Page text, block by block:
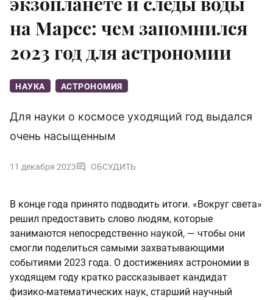
на Марсе: чем запомнился
2023 год для астрономии
НАУКА АСТРОНОМИЯ
Для науки о космосе уходящий год выдался
очень насыщенным
11 декабря 2023 ОБСУДИТЬ
В конце года принято подводить итоги. «Вокруг света»
решил предоставить слово людям, которые
занимаются непосредственно наукой, — чтобы они
смогли поделиться самыми захватывающими
событиями 2023 года. О достижениях астрономии в
уходящем году кратко рассказывает кандидат
физико-математических наук, старший научный